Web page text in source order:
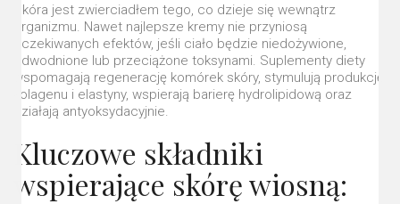
Skóra jest zwierciadłem tego, co dzieje się wewnątrz
organizmu. Nawet najlepsze kremy nie przyniosą
oczekiwanych efektów, jeśli ciało będzie niedożywione,
odwodnione lub przeciążone toksynami. Suplementy diety
wspomagają regenerację komórek skóry, stymulują produkcję
kolagenu i elastyny, wspierają barierę hydrolipidową oraz
działają antyoksydacyjnie.
Kluczowe składniki
wspierające skórę wiosną: